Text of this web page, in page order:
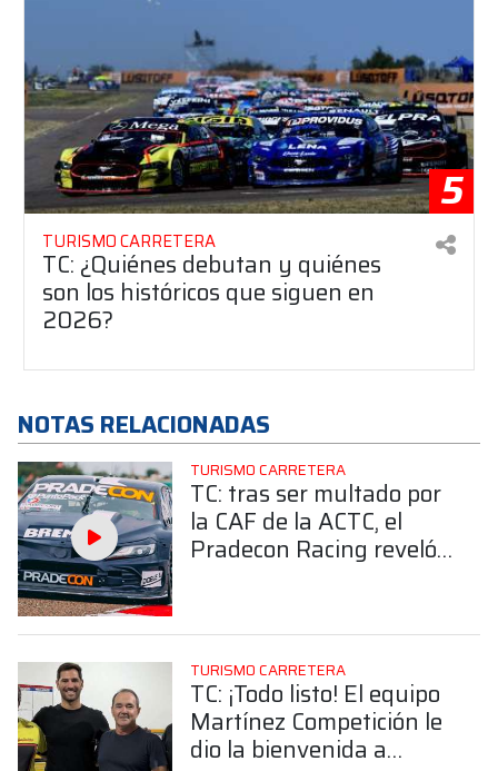
5
TURISMO CARRETERA
TC: ¿Quiénes debutan y quiénes
son los históricos que siguen en
2026?
NOTAS RELACIONADAS
TURISMO CARRETERA
TC: tras ser multado por
la CAF de la ACTC, el
Pradecon Racing reveló
TURISMO CARRETERA
TC: ¡Todo listo! El equipo
Martínez Competición le
dio la bienvenida a